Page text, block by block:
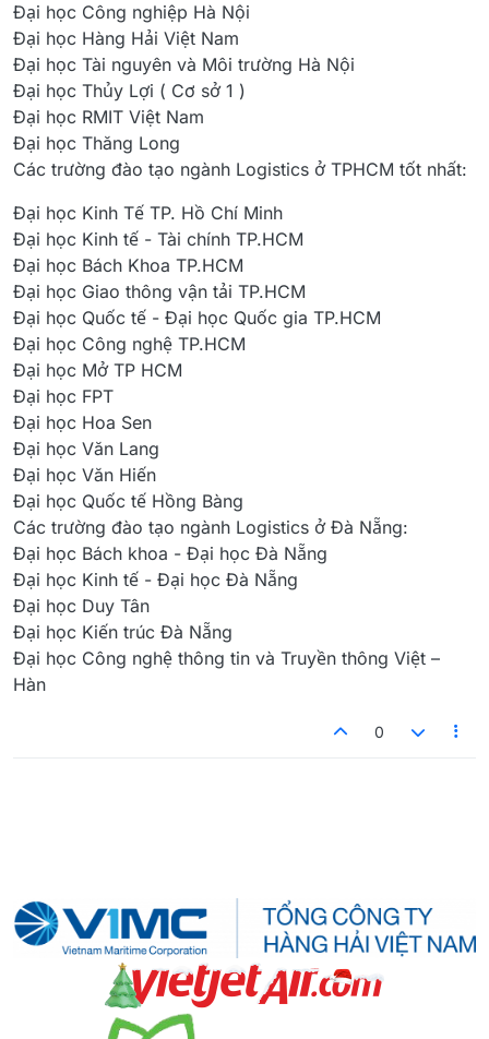
Đại học Công nghiệp Hà Nội
Đại học Hàng Hải Việt Nam
Đại học Tài nguyên và Môi trường Hà Nội
Đại học Thủy Lợi ( Cơ sở 1 )
Đại học RMIT Việt Nam
Đại học Thăng Long
Các trường đào tạo ngành Logistics ở TPHCM tốt nhất:
Đại học Kinh Tế TP. Hồ Chí Minh
Đại học Kinh tế - Tài chính TP.HCM
Đại học Bách Khoa TP.HCM
Đại học Giao thông vận tải TP.HCM
Đại học Quốc tế - Đại học Quốc gia TP.HCM
Đại học Công nghệ TP.HCM
Đại học Mở TP HCM
Đại học FPT
Đại học Hoa Sen
Đại học Văn Lang
Đại học Văn Hiến
Đại học Quốc tế Hồng Bàng
Các trường đào tạo ngành Logistics ở Đà Nẵng:
Đại học Bách khoa - Đại học Đà Nẵng
Đại học Kinh tế - Đại học Đà Nẵng
Đại học Duy Tân
Đại học Kiến trúc Đà Nẵng
Đại học Công nghệ thông tin và Truyền thông Việt –
Hàn
0